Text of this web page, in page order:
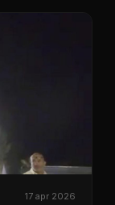
17 apr 2026